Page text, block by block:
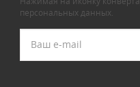
персональных данных.